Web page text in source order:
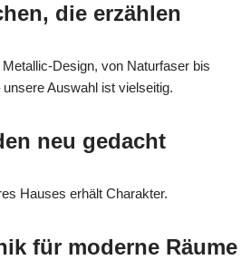
die erzählen
Design, von Naturfaser bis
unsere Auswahl ist vielseitig.
neu gedacht
Hauses erhält Charakter.
für moderne Räume